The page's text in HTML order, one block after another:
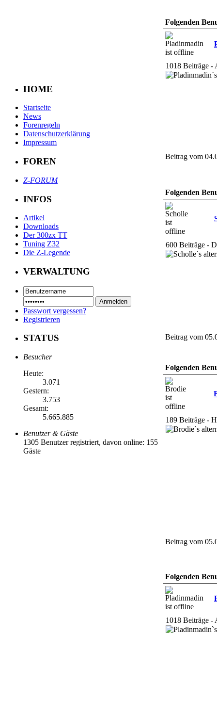
HOME
Startseite
News
Forenregeln
Datenschutzerklärung
Impressum
FOREN
Z-FORUM
INFOS
Artikel
Downloads
Der 300zx TT
Tuning Z32
Die Z-Legende
VERWALTUNG
Passwort vergessen?
Registrieren
STATUS
Besucher
Heute:
3.071
Gestern:
3.753
Gesamt:
5.665.885
Benutzer & Gäste
1305 Benutzer registriert, davon online: 155
Gäste
Folgenden
1018 Beiträge -
Beitrag vom
Folgenden
600 Beiträge -
Beitrag vom
Folgenden
189 Beiträge -
Beitrag vom
Folgenden
1018 Beiträge -